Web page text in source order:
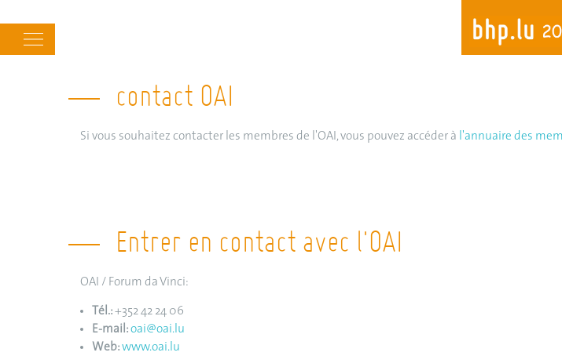
content
Main
navigation
contact OAI
Si vous souhaitez contacter les membres de l'OAI, vous pouvez accéder à l'annuaire des
Entrer en contact avec l'OAI
OAI / Forum da Vinci:
Tél.:+352 42 24 06
E-mail:oai@oai.lu
Web:www.oai.lu